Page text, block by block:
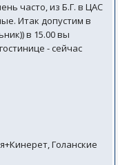
часто, из Б.Г. в ЦАС
Итак допустим в
в 15.00 вы
- сейчас
Голанские